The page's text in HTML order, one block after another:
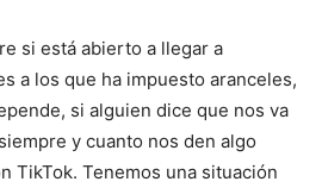
si está abierto a llegar a
a los que ha impuesto aranceles,
si alguien dice que nos va
y cuanto nos den algo
TikTok. Tenemos una situación